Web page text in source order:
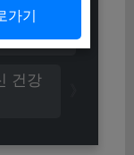
건강
총정
가기